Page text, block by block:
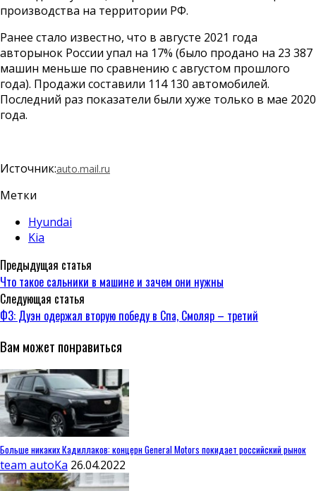
производства на территории РФ.
Ранее стало известно, что в августе 2021 года
авторынок России упал на 17% (было продано на 23 387
машин меньше по сравнению с августом прошлого
года). Продажи составили 114 130 автомобилей.
Последний раз показатели были хуже только в мае 2020
года.
Источник:auto.mail.ru
Метки
Hyundai
Kia
Предыдущая статья
Что такое сальники в машине и зачем они нужны
Следующая статья
Ф3: Дуэн одержал вторую победу в Спа, Смоляр – третий
Вам может понравиться
Больше никаких Кадиллаков: концерн General Motors покидает российский рынок
team autoKa 26.04.2022